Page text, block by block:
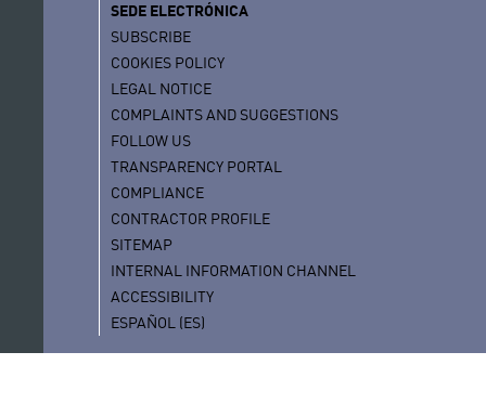
SEDE ELECTRÓNICA
SUBSCRIBE
COOKIES POLICY
LEGAL NOTICE
COMPLAINTS AND SUGGESTIONS
FOLLOW US
TRANSPARENCY PORTAL
COMPLIANCE
CONTRACTOR PROFILE
SITEMAP
INTERNAL INFORMATION CHANNEL
ACCESSIBILITY
ESPAÑOL (ES)